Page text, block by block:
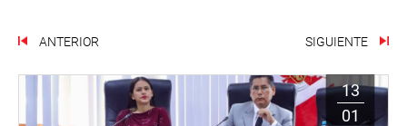
ANTERIOR SIGUIENTE
13
01